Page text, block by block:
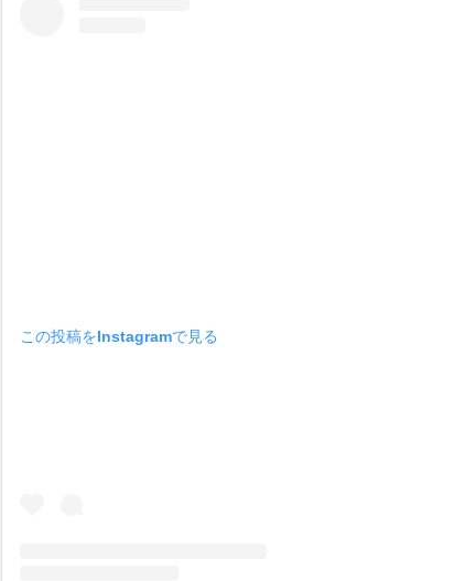
この投稿をInstagramで見る